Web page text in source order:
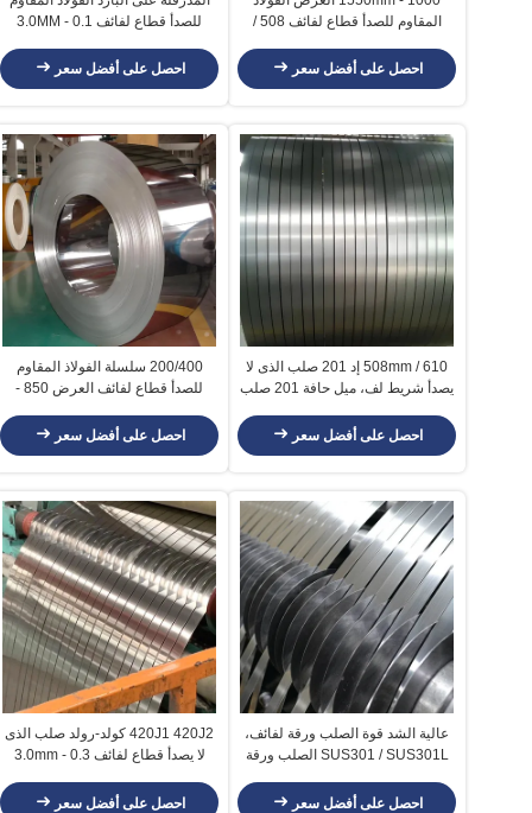
المقاوم للصدأ قطاع لفائف 508 /
احصل على أفضل سعر
للصدأ قطاع لفائف 0.1 - 3.0MM
احصل على أفضل سعر
610 / 508mm إد 201 صلب الذى لا
يصدأ شريط لف، ميل حافة 201 صلب
احصل على أفضل سعر
200/400 سلسلة الفولاذ المقاوم
للصدأ قطاع لفائف العرض 850 -
احصل على أفضل سعر
عالية الشد قوة الصلب ورقة لفائف،
SUS301 / SUS301L الصلب ورقة
احصل على أفضل سعر
420J1 420J2 كولد-رولد صلب الذى
لا يصدأ قطاع لفائف 0.3 - 3.0mm
احصل على أفضل سعر